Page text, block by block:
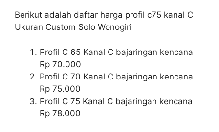
Berikut adalah daftar harga profil c75 kanal C
Ukuran Custom Solo Wonogiri
Profil C 65 Kanal C bajaringan kencana
Rp 70.000
Profil C 70 Kanal C bajaringan kencana
Rp 75.000
Profil C 75 Kanal C bajaringan kencana
Rp 78.000